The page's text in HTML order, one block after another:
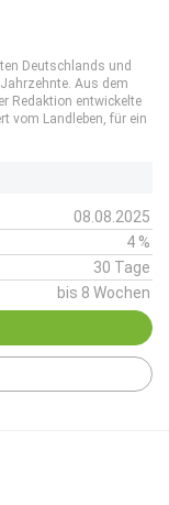
Deutschlands und
Aus dem
Redaktion entwickelte
vom Landleben, für ein
08.08.2025
4 %
30 Tage
bis 8 Wochen